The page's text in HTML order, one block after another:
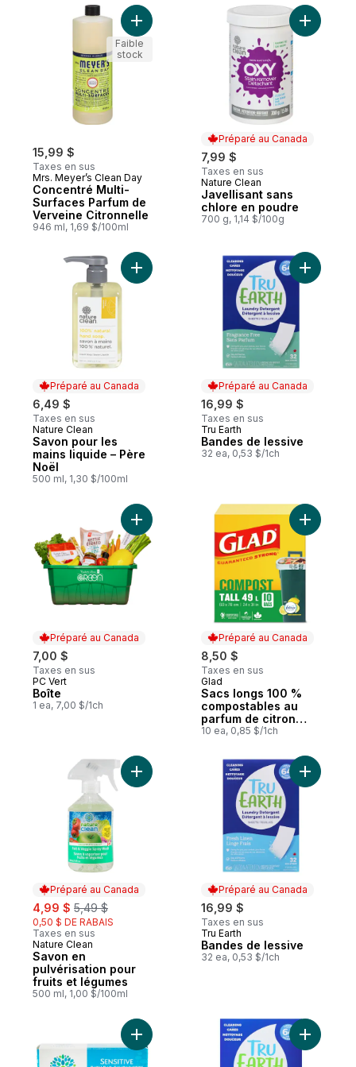
15,99 $
Taxes en sus
Mrs. Meyer’s Clean Day
Concentré Multi-
Surfaces Parfum de
Verveine Citronnelle
946 ml, 1,69 $/100ml
Ajouter Concentré Multi-Surfaces
Faible
stock
Préparé au Canada
7,99 $
Taxes en sus
Préparé au Canada
Nature Clean
Javellisant sans
chlore en poudre
700 g, 1,14 $/100g
Ajouter
Préparé au Canada
6,49 $
Taxes en sus
Préparé au Canada
Nature Clean
Savon pour les
mains liquide – Père
Noël
500 ml, 1,30 $/100ml
Ajouter Savon pour les mains liquide –
Préparé au Canada
16,99 $
Taxes en sus
Préparé au Canada
Tru Earth
Bandes de lessive
32 ea, 0,53 $/1ch
Ajouter
Préparé au Canada
7,00 $
Taxes en sus
Préparé au Canada
PC Vert
Boîte
1 ea, 7,00 $/1ch
Ajouter Boîte au panier
Préparé au Canada
8,50 $
Taxes en sus
Préparé au Canada
Glad
Sacs longs 100 %
compostables au
parfum de citron
frais, sacs à ordures
10 ea, 0,85 $/1ch
Ajouter
Préparé au Canada
sale:
4,99 $ , formerly:
5,49 $
0,50 $ DE RABAIS
Taxes en sus
Préparé au Canada
Nature Clean
Savon en
pulvérisation pour
fruits et légumes
500 ml, 1,00 $/100ml
Ajouter Savon en pulvérisation pour
Préparé au Canada
16,99 $
Taxes en sus
Préparé au Canada
Tru Earth
Bandes de lessive
32 ea, 0,53 $/1ch
Ajouter
Ajouter Savonnette doux au panierAjouter